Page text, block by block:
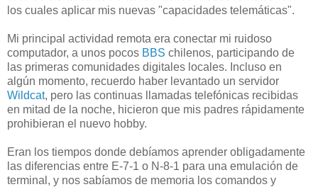
los cuales aplicar mis nuevas "capacidades telemáticas".
Mi principal actividad remota era conectar mi ruidoso
computador, a unos pocos BBS chilenos, participando de
las primeras comunidades digitales locales. Incluso en
algún momento, recuerdo haber levantado un servidor
Wildcat, pero las continuas llamadas telefónicas recibidas
en mitad de la noche, hicieron que mis padres rápidamente
prohibieran el nuevo hobby.
Eran los tiempos donde debíamos aprender obligadamente
las diferencias entre E-7-1 o N-8-1 para una emulación de
terminal, y nos sabíamos de memoria los comandos y